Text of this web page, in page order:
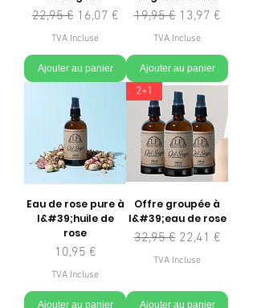
Prix original
22,95 € Prix promotionnel
16,07 €
TVA Incluse
Ajouter au panier
Prix original
19,95 € Prix
13,97 €
TVA Incluse
Ajouter au panier
Eau de rose pure à
l&#39;huile de
rose
Prix
10,95 €
TVA Incluse
Ajouter au panier
2+1
Offre groupée à
l&#39;eau de rose
Prix original
32,95 € Prix
22,41 €
TVA Incluse
Ajouter au panier